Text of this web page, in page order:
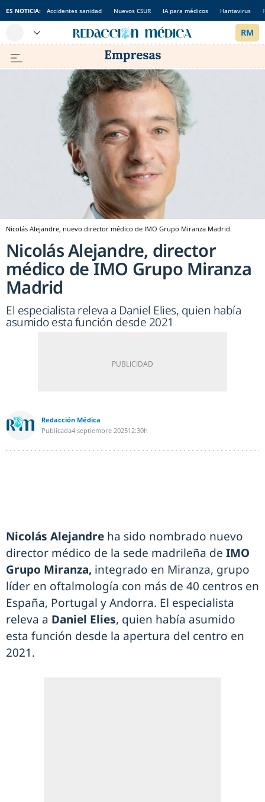
ES NOTICIA: Accidentes sanidad Nuevos CSUR IA para médicos Hantavirus
Nicolás Alejandre, nuevo director médico de IMO Grupo Miranza Madrid.
Nicolás Alejandre, director
médico de IMO Grupo Miranza
Madrid
El especialista releva a Daniel Elies, quien había
asumido esta función desde 2021
Redacción Médica
Publicada4 septiembre 202512:30h
Nicolás Alejandre ha sido nombrado nuevo
director médico de la sede madrileña de IMO
Grupo Miranza, integrado en Miranza, grupo
líder en oftalmología con más de 40 centros en
España, Portugal y Andorra. El especialista
releva a Daniel Elies, quien había asumido
esta función desde la apertura del centro en
2021.